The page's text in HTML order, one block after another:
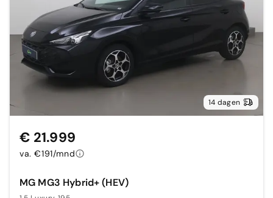
14 dagen
MG MG3 Hybrid+ (HEV)
€ 21.999
va. €191/mnd